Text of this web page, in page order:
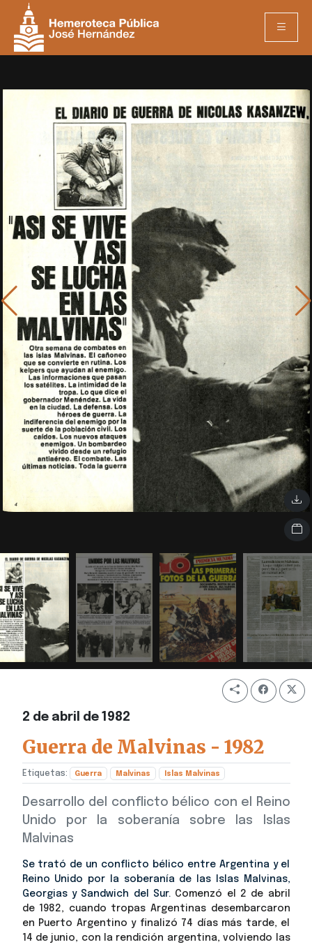
2 de abril de 1982
Guerra de Malvinas - 1982
Etiquetas: Guerra Malvinas Islas Malvinas
Desarrollo del conflicto bélico con el Reino
Unido por la soberanía sobre las Islas
Malvinas
Se trató de un conflicto bélico entre Argentina y el
Reino Unido por la soberanía de las Islas Malvinas,
Georgias y Sandwich del Sur. Comenzó el 2 de abril
de 1982, cuando tropas Argentinas desembarcaron
en Puerto Argentino y finalizó 74 días más tarde, el
14 de junio, con la rendición argentina, volviendo las